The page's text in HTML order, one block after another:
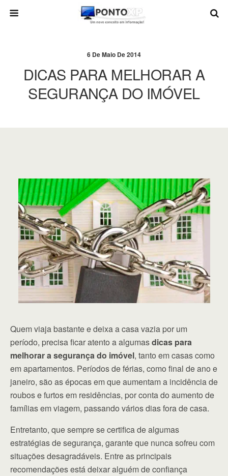
6 De Maio De 2014
DICAS PARA MELHORAR A
SEGURANÇA DO IMÓVEL
Quem viaja bastante e deixa a casa vazia por um
período, precisa ficar atento a algumasdicas para
melhorar a segurança do imóvel, tanto em casas como
em apartamentos. Períodos de férias, como final de ano e
janeiro, são as épocas em que aumentam a incidência de
roubos e furtos em residências, por conta do aumento de
famílias em viagem, passando vários dias fora de casa.
Entretanto, que sempre se certifica de algumas
estratégias de segurança, garante que nunca sofreu com
situações desagradáveis. Entre as principais
recomendações está deixar alguém de confiança